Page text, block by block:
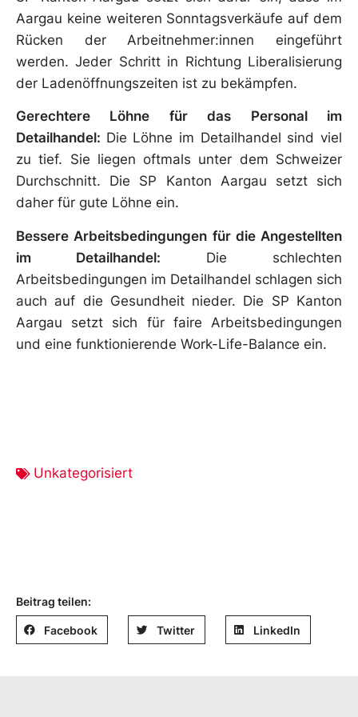
Aargau keine weiteren Sonntagsverkäufe auf dem
Rücken der Arbeitnehmer:innen eingeführt
werden. Jeder Schritt in Richtung Liberalisierung
der Ladenöffnungszeiten ist zu bekämpfen.
Gerechtere Löhne für das Personal im
Detailhandel: Die Löhne im Detailhandel sind viel
zu tief. Sie liegen oftmals unter dem Schweizer
Durchschnitt. Die SP Kanton Aargau setzt sich
daher für gute Löhne ein.
Bessere Arbeitsbedingungen für die Angestellten
im Detailhandel: Die schlechten
Arbeitsbedingungen im Detailhandel schlagen sich
auch auf die Gesundheit nieder. Die SP Kanton
Aargau setzt sich für faire Arbeitsbedingungen
und eine funktionierende Work-Life-Balance ein.
Unkategorisiert
Beitrag teilen:
Facebook Twitter LinkedIn